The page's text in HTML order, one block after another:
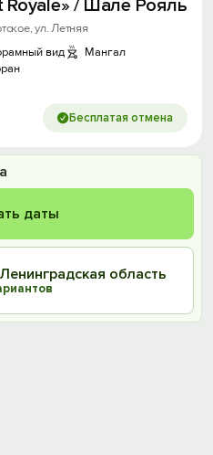
Royale» / Шале Рояль
ул. Летняя
вид
Мангал
Бесплатая отмена
даты
область